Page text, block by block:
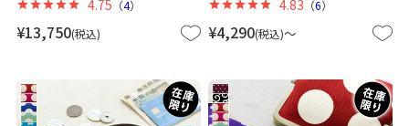
¥13,750 税込
4.75 （4）
¥4,290 税込 〜
4.83 （6）